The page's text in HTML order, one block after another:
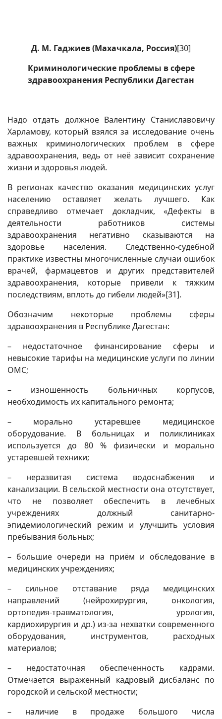
Д. М. Гаджиев(Махачкала, Россия)[30]
Криминологические проблемы в сфере
здравоохранения Республики Дагестан
Надо отдать должное Валентину Станиславовичу
Харламову, который взялся за исследование очень
важных криминологических проблем в сфере
здравоохранения, ведь от неё зависит сохранение
жизни и здоровья людей.
В регионах качество оказания медицинских услуг
населению оставляет желать лучшего. Как
справедливо отмечает докладчик, «Дефекты в
деятельности работников системы
здравоохранения негативно сказываются на
здоровье населения. Следственно-судебной
практике известны многочисленные случаи ошибок
врачей, фармацевтов и других представителей
здравоохранения, которые привели к тяжким
последствиям, вплоть до гибели людей»[31].
Обозначим некоторые проблемы сферы
здравоохранения в Республике Дагестан:
– недостаточное финансирование сферы и
невысокие тарифы на медицинские услуги по линии
ОМС;
– изношенность больничных корпусов,
необходимость их капитального ремонта;
– морально устаревшее медицинское
оборудование. В больницах и поликлиниках
используется до 80 % физически и морально
устаревшей техники;
– неразвитая система водоснабжения и
канализации. В сельской местности она отсутствует,
что не позволяет обеспечить в лечебных
учреждениях должный санитарно-
эпидемиологический режим и улучшить условия
пребывания больных;
– большие очереди на приём и обследование в
медицинских учреждениях;
– сильное отставание ряда медицинских
направлений (нейрохирургия, онкология,
ортопедия-травматология, урология,
кардиохирургия и др.) из-за нехватки современного
оборудования, инструментов, расходных
материалов;
– недостаточная обеспеченность кадрами.
Отмечается выраженный кадровый дисбаланс по
городской и сельской местности;
– наличие в продаже большого числа